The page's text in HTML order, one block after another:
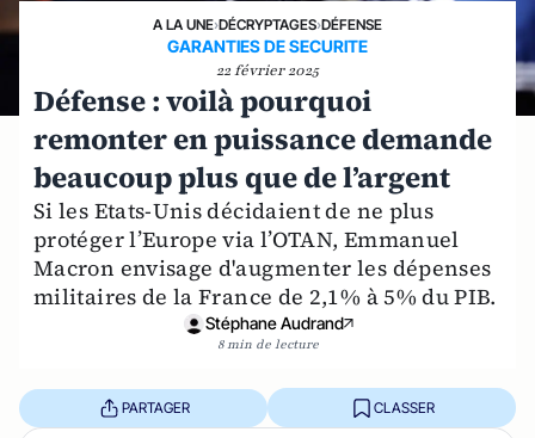
A LA UNE›DÉCRYPTAGES›DÉFENSE
GARANTIES DE SECURITE
22 février 2025
Défense : voilà pourquoi
remonter en puissance demande
beaucoup plus que de l’argent
Si les Etats-Unis décidaient de ne plus
protéger l’Europe via l’OTAN, Emmanuel
Macron envisage d'augmenter les dépenses
militaires de la France de 2,1% à 5% du PIB.
Stéphane Audrand
8 min de lecture
PARTAGER CLASSER